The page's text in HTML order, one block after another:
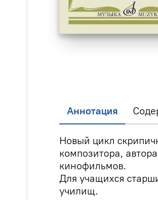
Аннотация
Новый цикл
композитора,
кинофильмов.
Для учащихся
училищ.